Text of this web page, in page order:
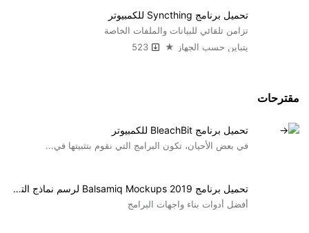
تحميل برنامج Syncthing للكمبيوتر
تزامن تلقائي للبيانات والملفات الخاصة
يتباين حسب الجهاز ★
523
مقترحات
تحميل برنامج BleachBit للكمبيوتر
في بعض الأحيان، تكون البرامج التي نقوم بتثبيتها في...
تحميل برنامج Balsamiq Mockups 2019 لرسم نماذج التطبيقات
أفضل أدوات بناء واجهات البرامج